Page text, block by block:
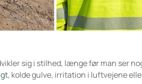
sig i stilhed, længe før man ser
, kolde gulve, irritation i luftvejene